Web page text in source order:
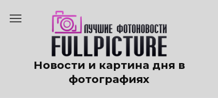
содержанию
Новости и картина дня в
фотографиях